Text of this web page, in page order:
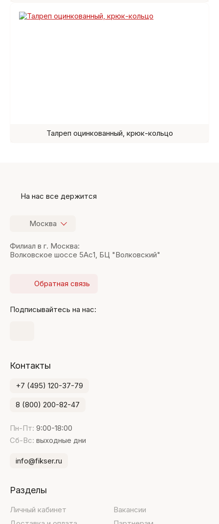
Талреп оцинкованный, крюк-кольцо
На нас все держится
Москва
Филиал в г. Москва:
Волковское шоссе 5Ас1, БЦ "Волковский"
Обратная связь
Подписывайтесь на нас:
Контакты
+7 (495) 120-37-79
8 (800) 200-82-47
Пн-Пт: 9:00-18:00
Сб-Вс: выходные дни
info@fikser.ru
Разделы
Личный кабинет
Вакансии